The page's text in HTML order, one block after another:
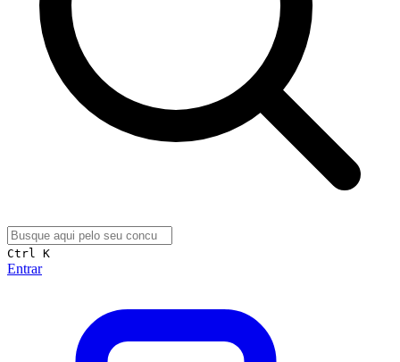
Ctrl K
Entrar